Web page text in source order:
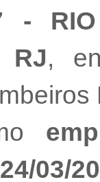
-
RJ,
24/03/